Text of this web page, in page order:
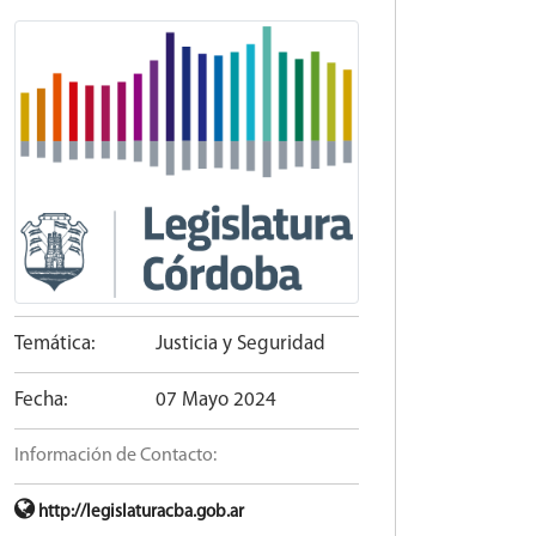
Temática: Justicia y Seguridad
Fecha: 07 Mayo 2024
Información de Contacto:
http://legislaturacba.gob.ar